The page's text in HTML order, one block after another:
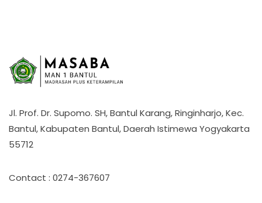
Jl. Prof. Dr. Supomo. SH, Bantul Karang, Ringinharjo, Kec.
Bantul, Kabupaten Bantul, Daerah Istimewa Yogyakarta
55712
Contact : 0274-367607